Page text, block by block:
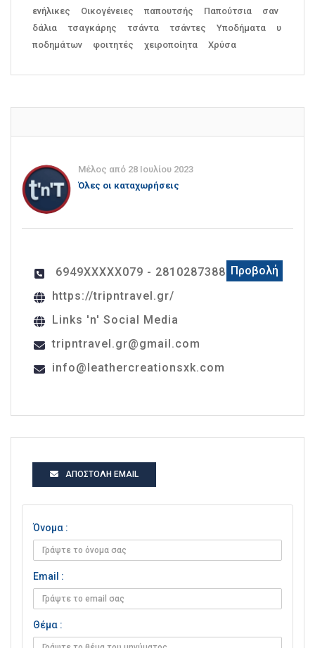
ενήλικες
Οικογένειες παπουτσής Παπούτσια
σαν
δάλια
τσαγκάρης τσάντα τσάντες Υποδήματα
υ
ποδημάτων
φοιτητές χειροποίητα Χρύσα
Μέλος από 28 Ιουλίου 2023
Όλες οι καταχωρήσεις
6949XXXXX079 - 2810287388 Προβολή
https://tripntravel.gr/
Links 'n' Social Media
tripntravel.gr@gmail.com
info@leathercreationsxk.com
ΑΠΟΣΤΟΛΉ EMAIL
Όνομα :
Email :
Θέμα :